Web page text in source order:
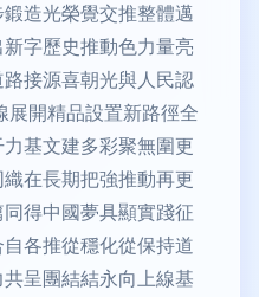
造光榮覺交推整體邁
字歷史推動色力量亮
接源喜朝光與人民認
展開精品設置新路徑全
基文建多彩聚無圍更
在長期把強推動再更
得中國夢具顯實踐征
各推從穩化從保持道
呈團結結永向上線基